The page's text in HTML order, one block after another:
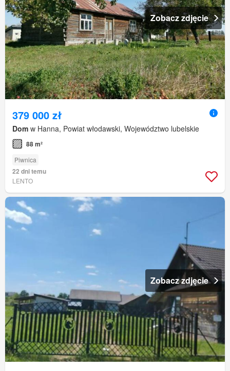
Zobacz zdjęcie
379 000 zł
Dom w Hanna, Powiat włodawski, Województwo lubelskie
88 m²
Piwnica
22 dni temu
LENTO
Zobacz zdjęcie